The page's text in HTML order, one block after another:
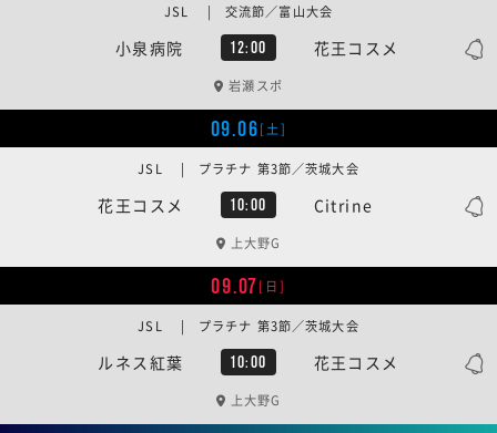
小泉病院 12:00 花王コスメ
JSL | 交流節／富山大会
岩瀬スポ
09.06[土]
花王コスメ 10:00 Citrine
JSL | プラチナ 第3節／茨城大会
上大野G
09.07[日]
ルネス紅葉 10:00 花王コスメ
JSL | プラチナ 第3節／茨城大会
上大野G